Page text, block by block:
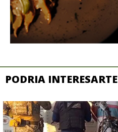
PODRIA INTERESARTE